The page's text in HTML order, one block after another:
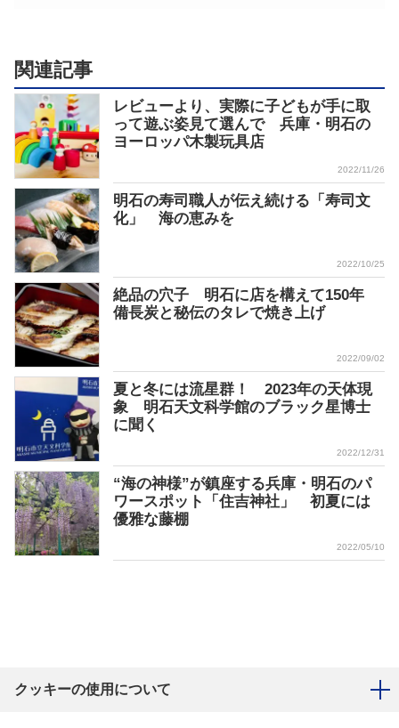
関連記事
レビューより、実際に子どもが手に取
って遊ぶ姿見て選んで 兵庫・明石の
ヨーロッパ木製玩具店
2022/11/26
明石の寿司職人が伝え続ける「寿司文
化」 海の恵みを
2022/10/25
絶品の穴子 明石に店を構えて150年
備長炭と秘伝のタレで焼き上げ
2022/09/02
夏と冬には流星群！ 2023年の天体現
象 明石天文科学館のブラック星博士
に聞く
2022/12/31
“海の神様”が鎮座する兵庫・明石のパ
ワースポット「住吉神社」 初夏には
優雅な藤棚
2022/05/10
クッキーの使用について